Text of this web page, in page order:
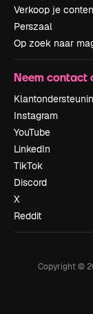
Verkoop je
Perszaal
Op zoek naar
Neem contact
Instagram
YouTube
LinkedIn
TikTok
Discord
X
Reddit
Copyright ©